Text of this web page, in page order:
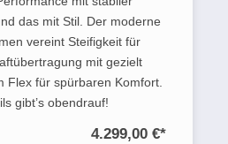
das mit Stil. Der moderne
vereint Steifigkeit für
mit gezielt
Flex für spürbaren Komfort.
gibt’s obendrauf!
4.299,00 €*